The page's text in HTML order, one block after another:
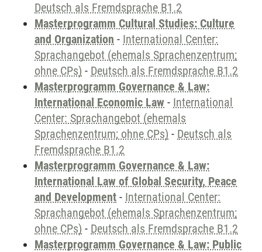
Deutsch als Fremdsprache B1.2
Masterprogramm Cultural Studies: Culture
and Organization - International Center:
Sprachangebot (ehemals Sprachenzentrum;
ohne CPs) - Deutsch als Fremdsprache B1.2
Masterprogramm Governance & Law:
International Economic Law - International
Center: Sprachangebot (ehemals
Sprachenzentrum; ohne CPs) - Deutsch als
Fremdsprache B1.2
Masterprogramm Governance & Law:
International Law of Global Security, Peace
and Development - International Center:
Sprachangebot (ehemals Sprachenzentrum;
ohne CPs) - Deutsch als Fremdsprache B1.2
Masterprogramm Governance & Law: Public